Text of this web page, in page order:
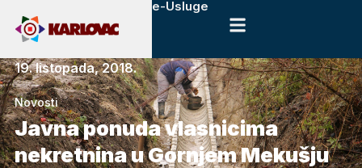
e-Usluge
19. listopada, 2018.
Novosti
Javna ponuda vlasnicima
nekretnina u Gornjem Mekušju